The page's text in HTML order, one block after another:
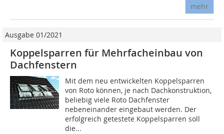
mehr
Ausgabe 01/2021
Koppelsparren für Mehrfacheinbau von
Dachfenstern
Mit dem neu entwickelten Koppelsparren
von Roto können, je nach Dachkonstruktion,
beliebig viele Roto Dachfenster
nebeneinander eingebaut werden. Der
erfolgreich getestete Koppelsparren soll
die...